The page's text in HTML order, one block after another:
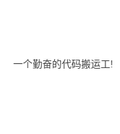
一个勤奋的代码搬运工!